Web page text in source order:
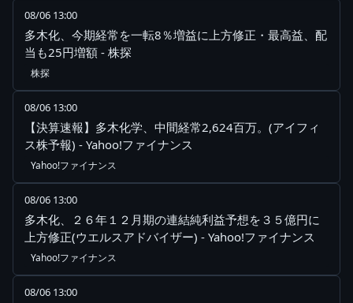
08/06 13:00
多木化、今期経常を一転8％増益に上方修正・最高益、配
当も25円増額 - 株探
株探
08/06 13:00
【決算速報】多木化学、中間経常2,624百万。(アイフィ
ス株予報) - Yahoo!ファイナンス
Yahoo!ファイナンス
08/06 13:00
多木化、２６年１２月期の連結純利益予想を３５億円に
上方修正(ウエルスアドバイザー) - Yahoo!ファイナンス
Yahoo!ファイナンス
08/06 13:00